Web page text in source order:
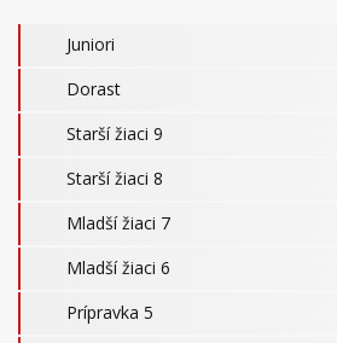
Juniori
Dorast
Starší žiaci 9
Starší žiaci 8
Mladší žiaci 7
Mladší žiaci 6
Prípravka 5